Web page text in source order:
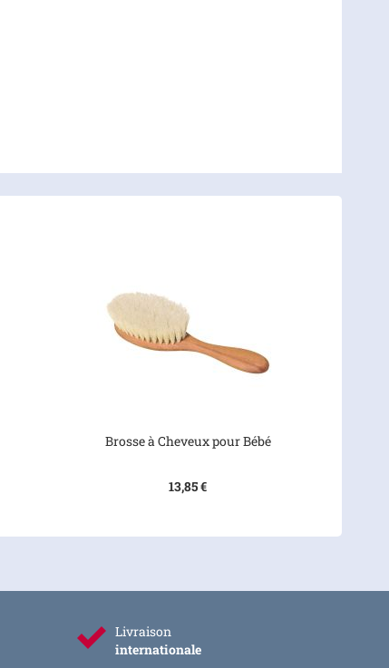
Brosse à Cheveux pour Bébé
13,85 €
Livraison
internationale